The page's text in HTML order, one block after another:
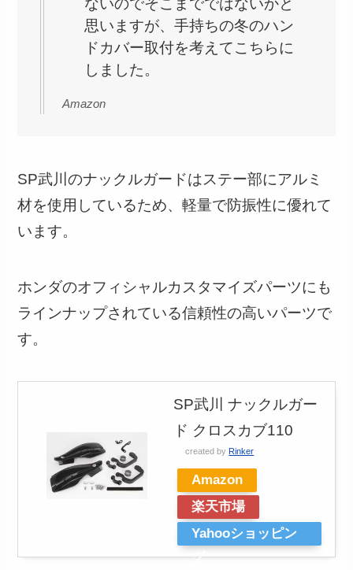
ないのでそこまでではないかと
思いますが、手持ちの冬のハン
ドカバー取付を考えてこちらに
しました。
Amazon
SP武川のナックルガードはステー部にアルミ
材を使用しているため、軽量で防振性に優れて
います。
ホンダのオフィシャルカスタマイズパーツにも
ラインナップされている信頼性の高いパーツで
す。
SP武川 ナックルガー
ド クロスカブ110
created by Rinker
Amazon
楽天市場
Yahooショッピン
グ